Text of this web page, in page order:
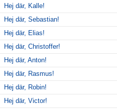
Hej där, Kalle!
Hej där, Sebastian!
Hej där, Elias!
Hej där, Christoffer!
Hej där, Anton!
Hej där, Rasmus!
Hej där, Robin!
Hej där, Victor!